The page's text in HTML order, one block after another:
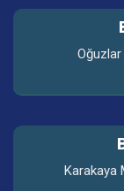
Karakaya